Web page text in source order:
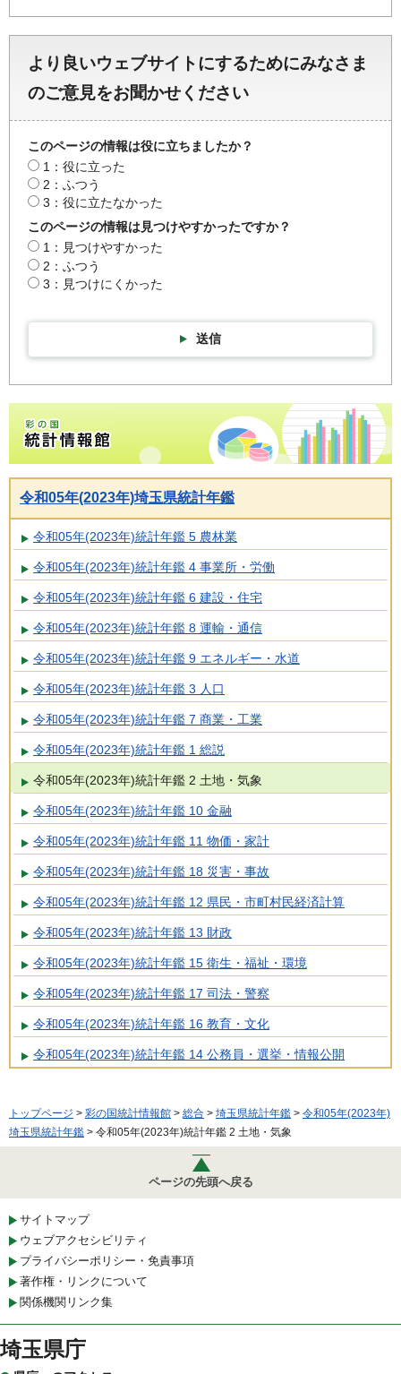
より良いウェブサイトにするためにみなさま
のご意見をお聞かせください
このページの情報は役に立ちましたか？
1：役に立った
2：ふつう
3：役に立たなかった
このページの情報は見つけやすかったですか？
1：見つけやすかった
2：ふつう
3：見つけにくかった
送信
彩の国統計情報館トップページ
令和05年(2023年)埼玉県統計年鑑
令和05年(2023年)統計年鑑 5 農林業
令和05年(2023年)統計年鑑 4 事業所・労働
令和05年(2023年)統計年鑑 6 建設・住宅
令和05年(2023年)統計年鑑 8 運輸・通信
令和05年(2023年)統計年鑑 9 エネルギー・水道
令和05年(2023年)統計年鑑 3 人口
令和05年(2023年)統計年鑑 7 商業・工業
令和05年(2023年)統計年鑑 1 総説
令和05年(2023年)統計年鑑 2 土地・気象
令和05年(2023年)統計年鑑 10 金融
令和05年(2023年)統計年鑑 11 物価・家計
令和05年(2023年)統計年鑑 18 災害・事故
令和05年(2023年)統計年鑑 12 県民・市町村民経済計算
令和05年(2023年)統計年鑑 13 財政
令和05年(2023年)統計年鑑 15 衛生・福祉・環境
令和05年(2023年)統計年鑑 17 司法・警察
令和05年(2023年)統計年鑑 16 教育・文化
令和05年(2023年)統計年鑑 14 公務員・選挙・情報公開
トップページ > 彩の国統計情報館 > 総合 > 埼玉県統計年鑑 > 令和05年(2023年)
埼玉県統計年鑑 > 令和05年(2023年)統計年鑑 2 土地・気象
ページの先頭へ戻る
サイトマップ
ウェブアクセシビリティ
プライバシーポリシー・免責事項
著作権・リンクについて
関係機関リンク集
埼玉県庁